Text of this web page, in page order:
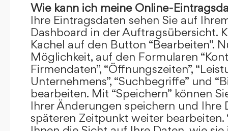
Wie kann ich meine Online-
Ihre Eintragsdaten sehen Sie auf
Dashboard in der Auftragsübersicht.
Kachel auf den Button “Bearbeiten”.
Möglichkeit, auf den Formularen
Firmendaten”, “Öffnungszeiten”,
Unternehmens”, “Suchbegriffe” und
bearbeiten. Mit “Speichern” können
Ihrer Änderungen speichern und Ihre
späteren Zeitpunkt weiter bearbeiten.